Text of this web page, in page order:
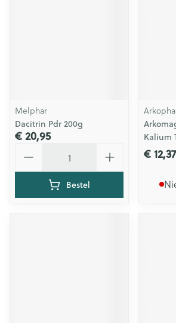
Melphar
Dacitrin Pdr 200g
€ 20,95
Bestel
Kalium
€ 12,37